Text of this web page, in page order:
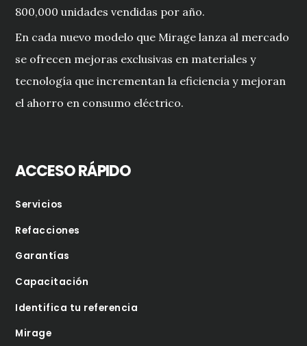
800,000 unidades vendidas por año.
En cada nuevo modelo que Mirage lanza al mercado
se ofrecen mejoras exclusivas en materiales y
tecnología que incrementan la eficiencia y mejoran
el ahorro en consumo eléctrico.
ACCESO RÁPIDO
Servicios
Refacciones
Garantías
Capacitación
Identifica tu referencia
Mirage